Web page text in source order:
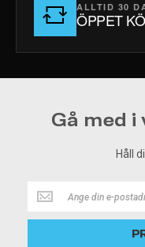
ALLTID 30
ÖPPET
Gå med
Håll
Håll
dig
alltid